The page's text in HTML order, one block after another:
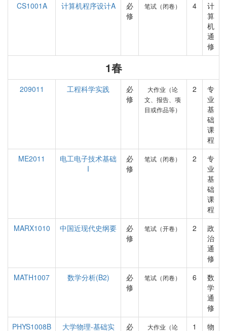
CS1001A
计算机程序设计A
必
修
笔试（闭卷） 4
计
算
机
通
修
1春
209011 工程科学实践
必
修
大作业（论
文、报告、项
目或作品等）
2
专
业
基
础
课
程
ME2011
电工电子技术基础
I
必
修
笔试（闭卷） 2
专
业
基
础
课
程
MARX1010
中国近现代史纲要
必
修
笔试（开卷） 2
政
治
通
修
MATH1007
数学分析(B2)
必
修
笔试（闭卷） 6
数
学
通
修
PHYS1008B
大学物理-基础实 必 大作业（论 1 物